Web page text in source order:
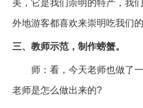
美，它是我们崇明的特产，我
外地游客都喜欢来崇明吃我们的
三、教师示范，制作螃蟹。
师：看，今天老师也做了一
老师是怎么做出来的?